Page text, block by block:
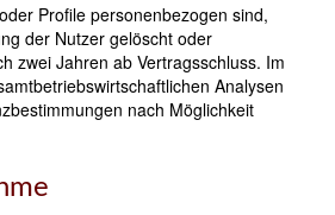
Profile personenbezogen sind,
der Nutzer gelöscht oder
zwei Jahren ab Vertragsschluss. Im
Analysen
nach Möglichkeit